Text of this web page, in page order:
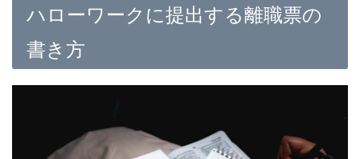
ハローワークに提出する離職票の
書き方